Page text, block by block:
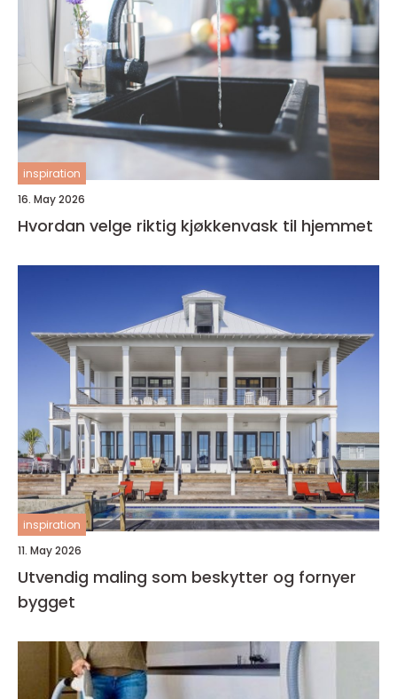
inspiration
16. May 2026
Hvordan velge riktig kjøkkenvask til hjemmet
inspiration
11. May 2026
Utvendig maling som beskytter og fornyer
bygget